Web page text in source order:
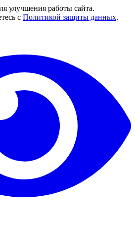
улучшения работы сайта.
с Политикой защиты данных.